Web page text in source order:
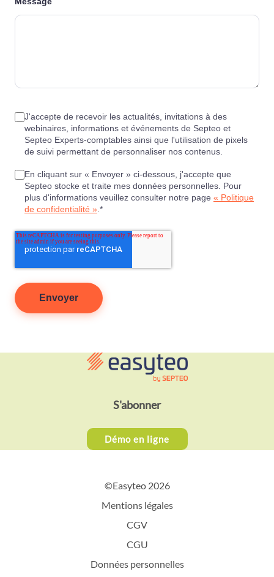
J'accepte de recevoir les actualités, invitations à des
webinaires, informations et événements de Septeo et
Septeo Experts-comptables ainsi que l'utilisation de pixels
de suivi permettant de personnaliser nos contenus.
En cliquant sur « Envoyer » ci-dessous, j'accepte que
Septeo stocke et traite mes données personnelles. Pour
plus d'informations veuillez consulter notre page « Politique
de confidentialité ».*
S'abonner
Démo en ligne
©Easyteo 2026
Mentions légales
CGV
CGU
Données personnelles